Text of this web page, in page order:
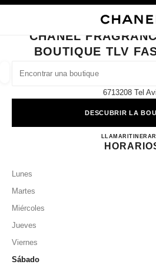
BUSCAR UNA
las sugerencias se muestran debajo de
0 Sugerencias disponibles
CERRAR TARJETA DE BOUTIQUE
CHANEL
BOUTIQUE TLV
Carlebach St 4 Tlv
6713208 Tel
DESCUBRIR LA
LLAMAR37506627
Lunes
Martes
Miércoles
Jueves
Viernes
Sábado
filtros
resultado de los filtros por: